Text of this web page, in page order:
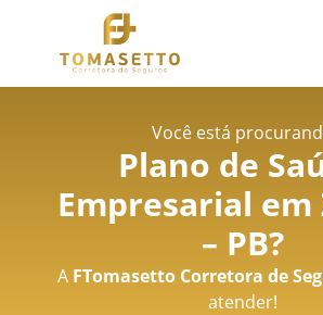
Você está
Plano de
Empresarial em
– PB?
A FTomasetto Corretora de
atender!